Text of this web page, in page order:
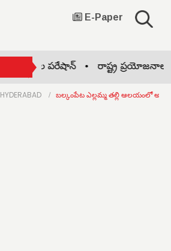
E-Paper
ఫీజుల పరేషాన్ •రాష్ట్ర ప్రయోజనాలు
HYDERABAD బల్కంపేట ఎల్లమ్మ తల్లి ఆలయంలో